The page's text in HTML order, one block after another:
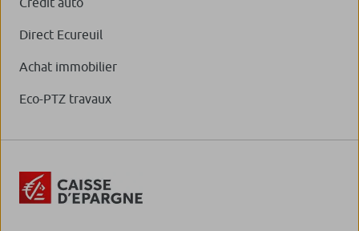
Direct Ecureuil
Achat immobilier
Eco-PTZ travaux